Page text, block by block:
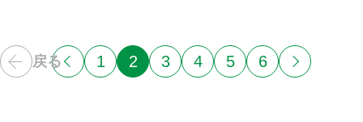
戻る 1 2 3 4 5 6